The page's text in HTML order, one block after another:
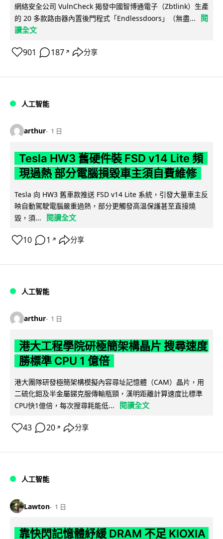
網絡安全公司 VulnCheck 揭發中國智博通電子（Zbtlink）生產
的 20 多款路由器內置後門程式「Endlessdoors」（無盡...
閱
讀全文
901 187 ↗ 分享
人工智能
arthur 1 日
Tesla HW3 舊硬件裝 FSD v14 Lite 頻
現過熱 部分電腦損毀車主須自費維修
Tesla 向 HW3 舊車款推送 FSD v14 Lite 系統，引發大量車主反
映自動駕駛電腦嚴重過熱，部分更觸發高溫保護甚至直接燒
毀，須...
閱讀全文
10 1 ↗ 分享
人工智能
arthur 1 日
港大工程學院研極簡架構晶片 搜尋速度
勝標準 CPU 1 億倍
港大團隊研發極簡架構模擬內容尋址記憶體（CAM）晶片，用
二硫化鉬及半金屬銻克服傳輸瓶頸，漢明距離計算速度比標準
CPU快1億倍，每次搜尋耗能低...
閱讀全文
43 20 ↗ 分享
人工智能
Lawton 1 日
靠快閃記憶體紓緩 DRAM 不足 KIOXIA